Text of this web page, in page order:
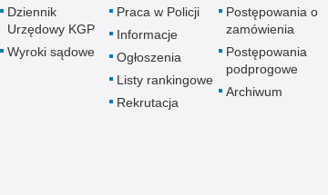
Dziennik
Urzędowy KGP
Wyroki sądowe
Praca w Policji
Informacje
Ogłoszenia
Listy rankingowe
Rekrutacja
Postępowania o
zamówienia
Postępowania
podprogowe
Archiwum